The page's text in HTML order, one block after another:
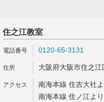
住之江教室
0120-65-3131
大阪府大阪市住之
南海本線 住吉大社
南海本線 住ノ江よ